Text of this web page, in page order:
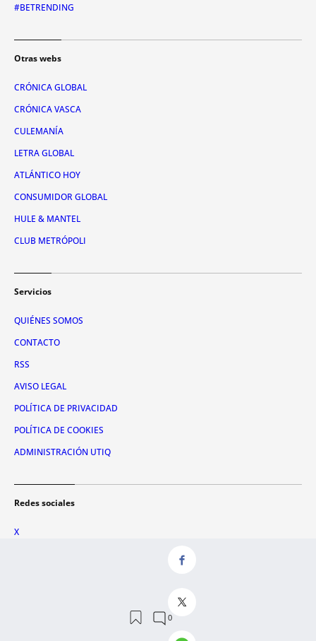
#BETRENDING
Otras webs
CRÓNICA GLOBAL
CRÓNICA VASCA
CULEMANÍA
LETRA GLOBAL
ATLÁNTICO HOY
CONSUMIDOR GLOBAL
HULE & MANTEL
CLUB METRÓPOLI
Servicios
QUIÉNES SOMOS
CONTACTO
RSS
AVISO LEGAL
POLÍTICA DE PRIVACIDAD
POLÍTICA DE COOKIES
ADMINISTRACIÓN UTIQ
Redes sociales
X